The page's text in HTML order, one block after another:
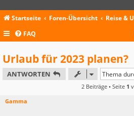
Startseite Foren-Übersicht Reise &
FAQ
Urlaub für 2023 planen?
ANTWORTEN
2 Beiträge • Seite 1
Gamma